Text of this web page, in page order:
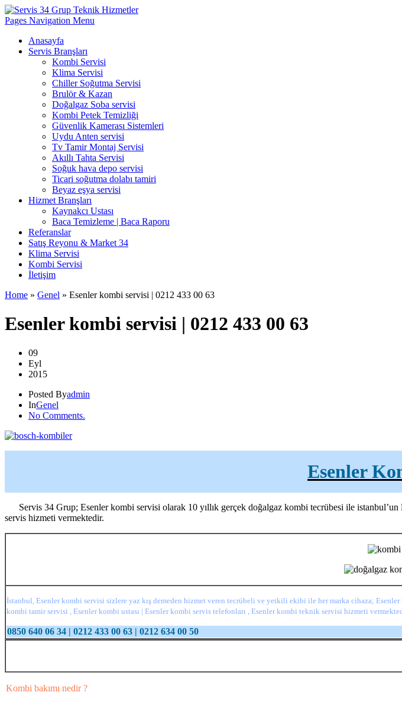
Pages Navigation Menu
Anasayfa
Servis Branşları
Kombi Servisi
Klima Servisi
Chiller Soğutma Servisi
Brulör & Kazan
Doğalgaz Soba servisi
Kombi Petek Temizliği
Güvenlik Kamerası Sistemleri
Uydu Anten servisi
Tv Tamir Montaj Servisi
Akıllı Tahta Servisi
Soğuk hava depo servisi
Ticari soğutma dolabı tamiri
Beyaz eşya servisi
Hizmet Branşları
Kaynakcı Ustası
Baca Temizleme | Baca Raporu
Referanslar
Satış Reyonu & Market 34
Klima Servisi
Kombi Servisi
İletişim
Home » Genel » Esenler kombi servisi | 0212 433 00 63
Esenler kombi servisi | 0212 433 00 63
09
Eyl
2015
Posted Byadmin
InGenel
No Comments.
Esenler
Servis 34 Grup; Esenler kombi servisi olarak 10 yıllık gerçek doğalgaz kombi tecrübesi ile
servis hizmeti vermektedir.
İstanbul, Esenler kombi servisi sizlere yaz kış demeden hizmet veren tecrübeli ve yetkili ekibi ile her marka cihaza;
kombi tamir servisi , Esenler kombi ustası | Esenler kombi servis telefonları , Esenler kombi teknik servisi hizmeti
0850 640 06 34 | 0212 433 00 63 | 0212 634 00 50
Kombi bakımı nedir ?